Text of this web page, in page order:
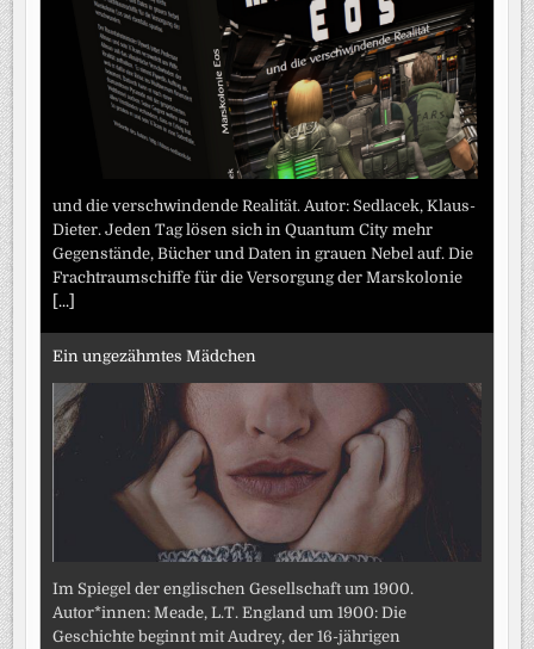
und die verschwindende Realität. Autor: Sedlacek, Klaus-
Dieter. Jeden Tag lösen sich in Quantum City mehr
Gegenstände, Bücher und Daten in grauen Nebel auf. Die
Frachtraumschiffe für die Versorgung der Marskolonie
[...]
Ein ungezähmtes Mädchen
Im Spiegel der englischen Gesellschaft um 1900.
Autor*innen: Meade, L.T. England um 1900: Die
Geschichte beginnt mit Audrey, der 16-jährigen